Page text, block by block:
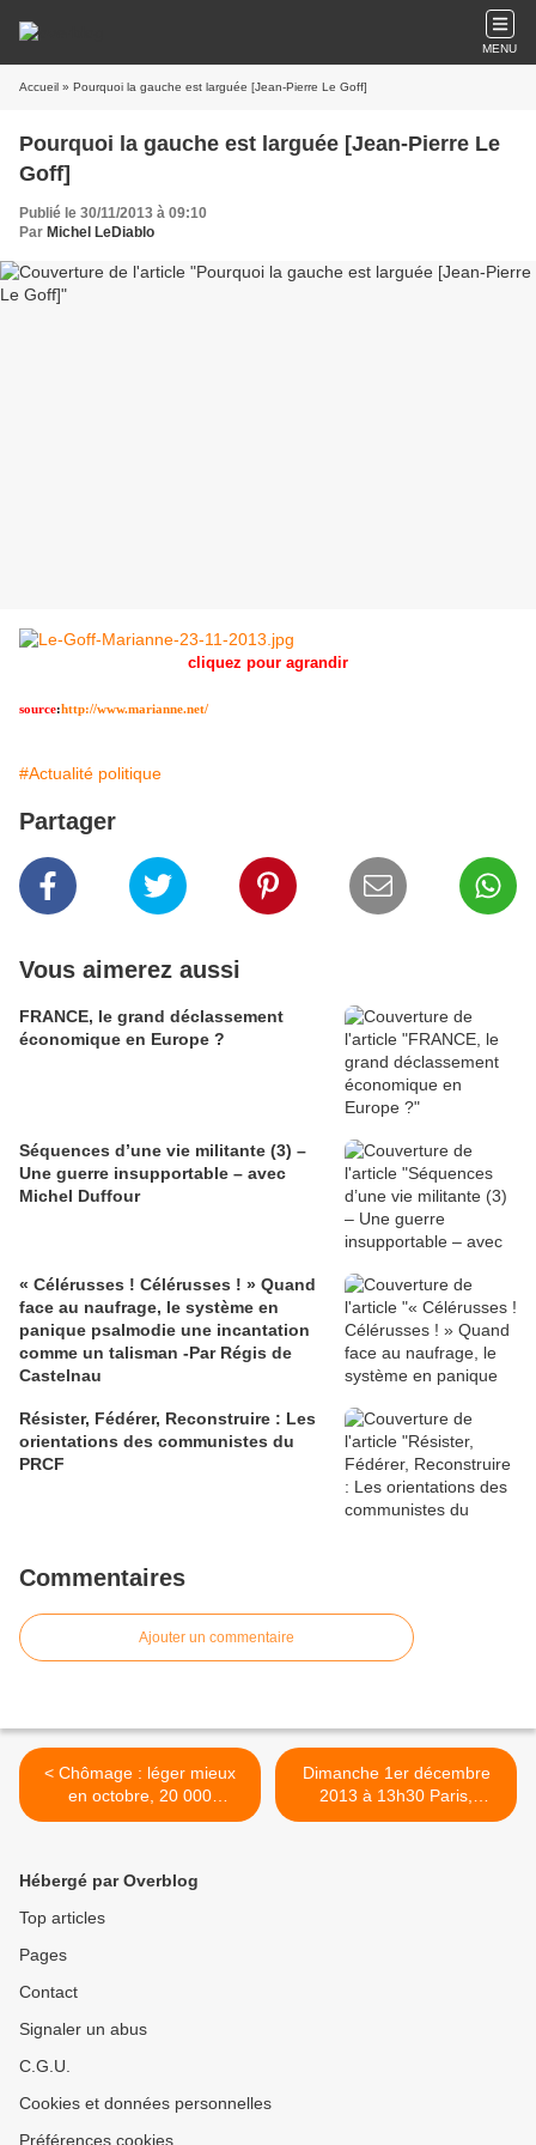
MENU
Accueil » Pourquoi la gauche est larguée [Jean-Pierre Le Goff]
Pourquoi la gauche est larguée [Jean-Pierre Le
Goff]
Publié le 30/11/2013 à 09:10
Par Michel LeDiablo
cliquez pour agrandir
source:http://www.marianne.net/
#Actualité politique
Partager
Vous aimerez aussi
FRANCE, le grand déclassement
économique en Europe ?
Séquences d’une vie militante (3) –
Une guerre insupportable – avec
Michel Duffour
« Célérusses ! Célérusses ! » Quand
face au naufrage, le système en
panique psalmodie une incantation
comme un talisman -Par Régis de
Castelnau
Résister, Fédérer, Reconstruire : Les
orientations des communistes du
PRCF
Commentaires
Ajouter un commentaire
< Chômage : léger mieux
en octobre, 20 000
chômeurs de moins,
Dimanche 1er décembre
2013 à 13h30 Paris,
marche pour une révolution
Hébergé par Overblog
Top articles
Pages
Contact
Signaler un abus
C.G.U.
Cookies et données personnelles
Préférences cookies